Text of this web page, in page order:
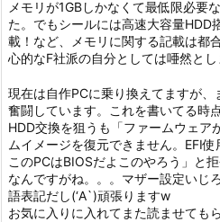
メモリが1GBしかなくて最低限必要
た。でもシールには高速大容量HDD
載！など、メモリに関する記載は都
心的なF社派の自分としては唖然と
現在は自作PCに乗り換えてますが
奮闘しています。これを書いてる時
HDD交換を狙うも「ファームウェア
ムイメージを復元できません。EFI使
このPCはBIOSだよこのやろう」と
なんですがね。。。マザー設定いじ
語表記だし(‘A`)頑張りますw
お気に入りに入れてまた読ませても